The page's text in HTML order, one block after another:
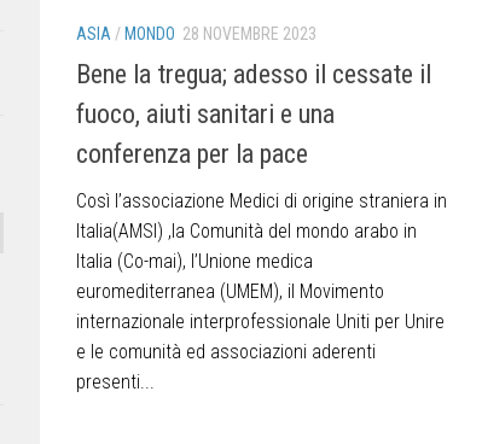
ASIA/ MONDO 28 NOVEMBRE 2023
Bene la tregua; adesso il cessate il
fuoco, aiuti sanitari e una
conferenza per la pace
Così l’associazione Medici di origine straniera in
Italia(AMSI) ,la Comunità del mondo arabo in
Italia (Co-mai), l’Unione medica
euromediterranea (UMEM), il Movimento
internazionale interprofessionale Uniti per Unire
e le comunità ed associazioni aderenti
presenti...